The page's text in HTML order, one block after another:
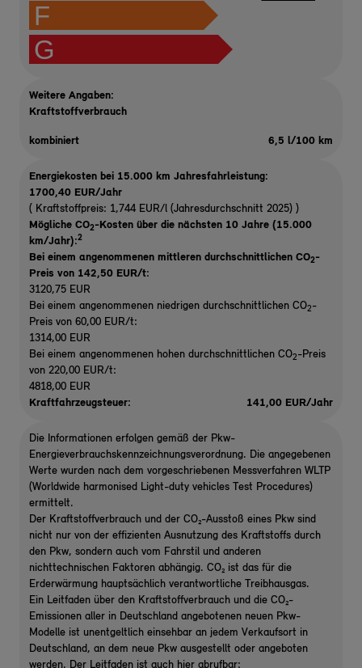
F
G
Weitere Angaben:
Kraftstoffverbrauch
kombiniert 6,5 l/100 km
Energiekosten bei 15.000 km Jahresfahrleistung:
1700,40 EUR/Jahr
( Kraftstoffpreis: 1,744 EUR/l (Jahresdurchschnitt 2025) )
Mögliche CO2-Kosten über die nächsten 10 Jahre (15.000
km/Jahr):2
Bei einem angenommenen mittleren durchschnittlichen CO2-
Preis von 142,50 EUR/t:
3120,75 EUR
Bei einem angenommenen niedrigen durchschnittlichen CO2-
Preis von 60,00 EUR/t:
1314,00 EUR
Bei einem angenommenen hohen durchschnittlichen CO2-Preis
von 220,00 EUR/t:
4818,00 EUR
Kraftfahrzeugsteuer:
141,00 EUR/Jahr
Die Informationen erfolgen gemäß der Pkw-
Energieverbrauchskennzeichnungsverordnung. Die angegebenen
Werte wurden nach dem vorgeschriebenen Messverfahren WLTP
(Worldwide harmonised Light-duty vehicles Test Procedures)
ermittelt.
Der Kraftstoffverbrauch und der CO₂-Ausstoß eines Pkw sind
nicht nur von der effizienten Ausnutzung des Kraftstoffs durch
den Pkw, sondern auch vom Fahrstil und anderen
nichttechnischen Faktoren abhängig. CO₂ ist das für die
Erderwärmung hauptsächlich verantwortliche Treibhausgas.
Ein Leitfaden über den Kraftstoffverbrauch und die CO₂-
Emissionen aller in Deutschland angebotenen neuen Pkw-
Modelle ist unentgeltlich einsehbar an jedem Verkaufsort in
Deutschland, an dem neue Pkw ausgestellt oder angeboten
werden. Der Leitfaden ist auch hier abrufbar: